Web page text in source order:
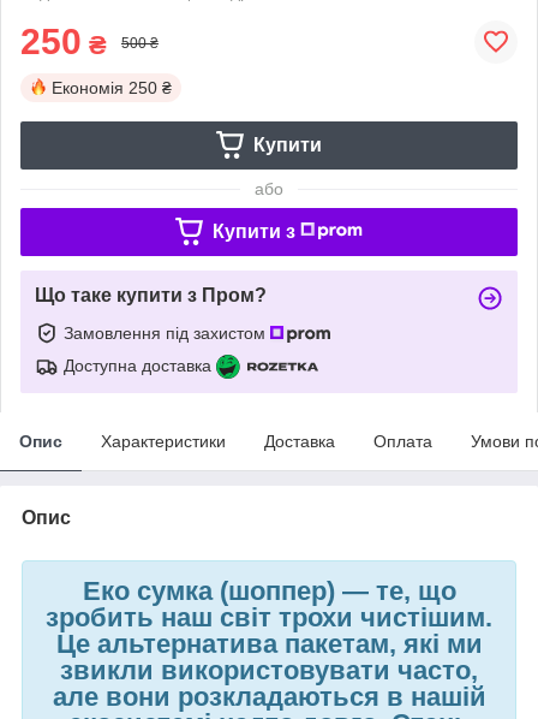
250 ₴ 500 ₴
Економія 250 ₴
Купити
або
Купити з
Що таке купити з Пром?
Замовлення під захистом
Доступна доставка
Опис Характеристики Доставка Оплата Умови
Опис
Еко сумка (шоппер) —те, що
зробить наш світ трохи чистішим.
Це альтернатива пакетам, які ми
звикли використовувати часто,
але вони розкладаються в нашій